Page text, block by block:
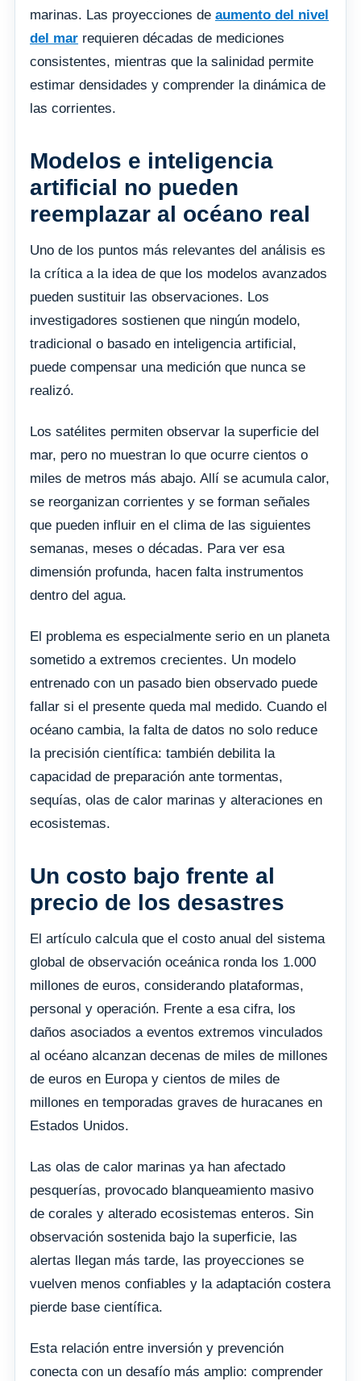
marinas. Las proyecciones de aumento del nivel
del mar requieren décadas de mediciones
consistentes, mientras que la salinidad permite
estimar densidades y comprender la dinámica de
las corrientes.
Modelos e inteligencia
artificial no pueden
reemplazar al océano real
Uno de los puntos más relevantes del análisis es
la crítica a la idea de que los modelos avanzados
pueden sustituir las observaciones. Los
investigadores sostienen que ningún modelo,
tradicional o basado en inteligencia artificial,
puede compensar una medición que nunca se
realizó.
Los satélites permiten observar la superficie del
mar, pero no muestran lo que ocurre cientos o
miles de metros más abajo. Allí se acumula calor,
se reorganizan corrientes y se forman señales
que pueden influir en el clima de las siguientes
semanas, meses o décadas. Para ver esa
dimensión profunda, hacen falta instrumentos
dentro del agua.
El problema es especialmente serio en un planeta
sometido a extremos crecientes. Un modelo
entrenado con un pasado bien observado puede
fallar si el presente queda mal medido. Cuando el
océano cambia, la falta de datos no solo reduce
la precisión científica: también debilita la
capacidad de preparación ante tormentas,
sequías, olas de calor marinas y alteraciones en
ecosistemas.
Un costo bajo frente al
precio de los desastres
El artículo calcula que el costo anual del sistema
global de observación oceánica ronda los 1.000
millones de euros, considerando plataformas,
personal y operación. Frente a esa cifra, los
daños asociados a eventos extremos vinculados
al océano alcanzan decenas de miles de millones
de euros en Europa y cientos de miles de
millones en temporadas graves de huracanes en
Estados Unidos.
Las olas de calor marinas ya han afectado
pesquerías, provocado blanqueamiento masivo
de corales y alterado ecosistemas enteros. Sin
observación sostenida bajo la superficie, las
alertas llegan más tarde, las proyecciones se
vuelven menos confiables y la adaptación costera
pierde base científica.
Esta relación entre inversión y prevención
conecta con un desafío más amplio: comprender